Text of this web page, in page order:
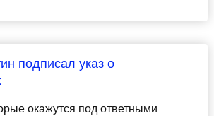
подписал указ о
окажутся под ответными